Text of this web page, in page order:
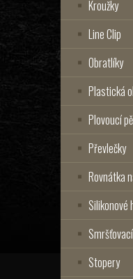
Kroužky
Line Clip
Obratlíky
Plastická
Plovoucí
Převlečky
Rovnátka
Silikonové
Stopery